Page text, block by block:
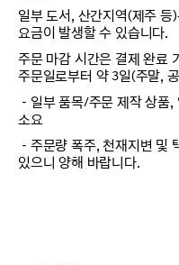
일부 도서, 산간지역(제주 등
요금이 발생할 수 있습니다.
주문 마감 시간은 결제 완료
주문일로부터 약 3일(주말,
－일부 품목/주문 제작 상품
소요
－주문량 폭주, 천재지변 및
있으니 양해 바랍니다.